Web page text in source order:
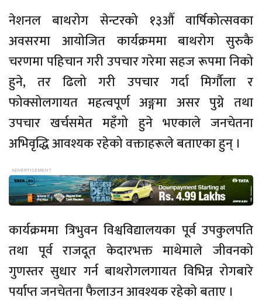
नेशनल बाथरोग सेन्टरको १३औँ वार्षिकोत्सवका
अवसरमा आयोजित कार्यक्रममा बाथरोग सुरुकै
चरणमा पहिचान गरी उपचार गरेमा सहज रूपमा निको
हुने, तर ढिलो गरी उपचार गर्दा मिर्गौला र
फोक्सोलगायत महत्वपूर्ण अङ्गमा असर पुग्ने तथा
उपचार खर्चसमेत महँगो हुने भएकाले जनचेतना
अभिवृद्धि आवश्यक रहेको वक्ताहरूले बताएका हुन् ।
कार्यक्रममा त्रिभुवन विश्वविद्यालयका पूर्व उपकुलपति
तथा पूर्व राजदूत केदारभक्त माथेमाले जीवनको
गुणस्तर सुधार गर्न बाथरोगलगायत विभिन्न रोगबारे
पर्याप्त जनचेतना फैलाउन आवश्यक रहेको बताए ।